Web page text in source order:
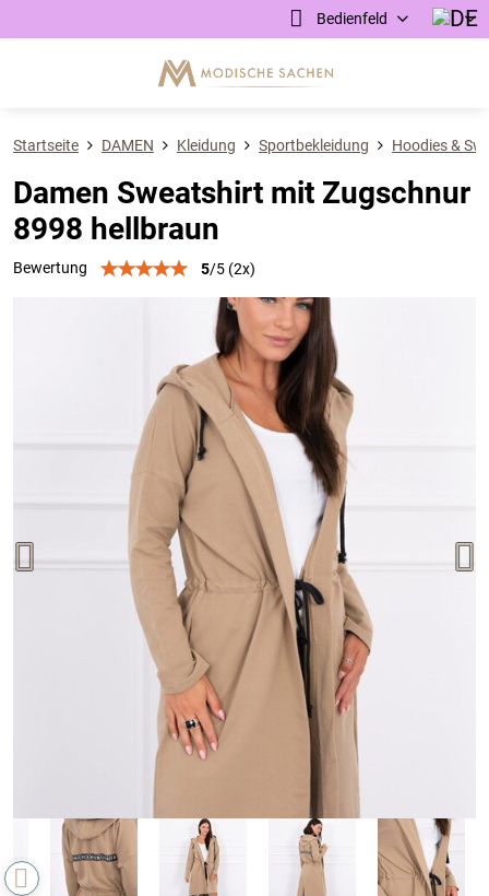
Bedienfeld
Startseite DAMEN Kleidung Sportbekleidung Hoodies &
Damen Sweatshirt mit Zugschnur
8998 hellbraun
Bewertung 5/5 (2x)